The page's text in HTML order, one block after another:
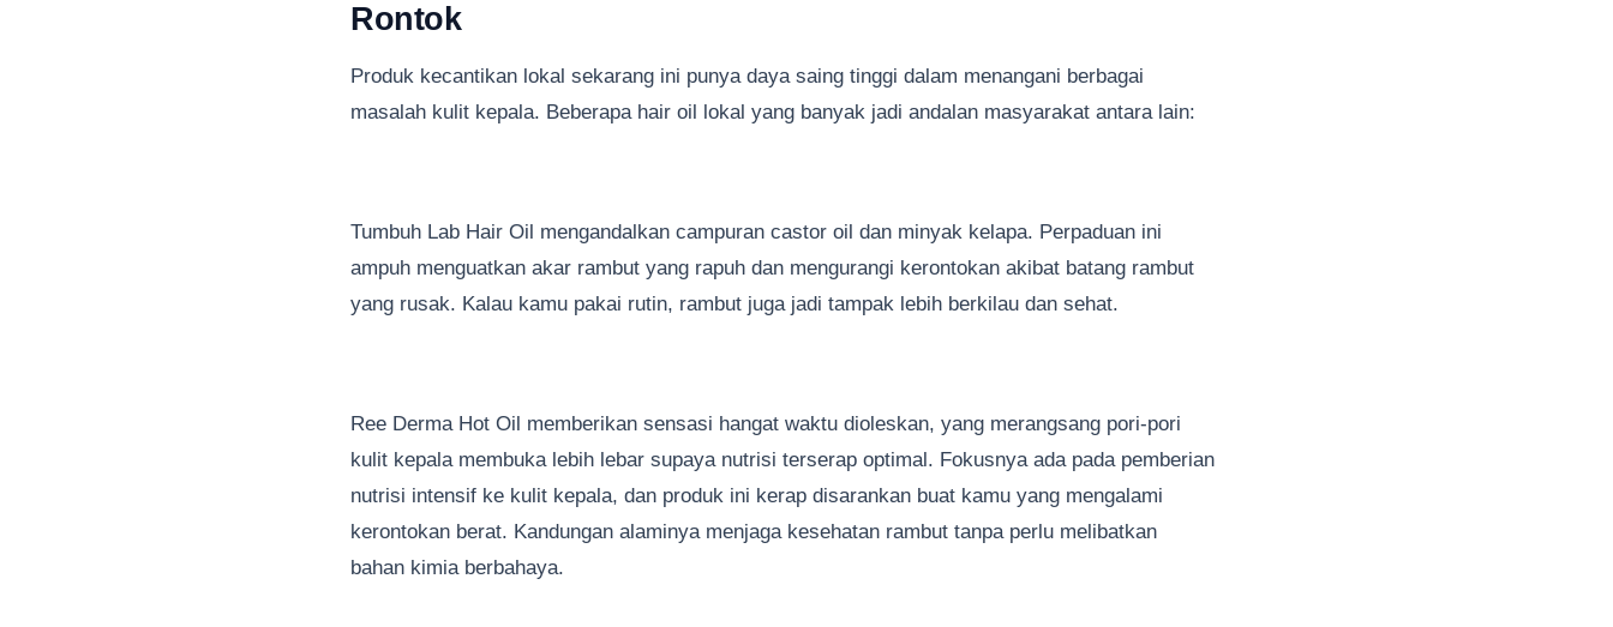
Rontok
Produk kecantikan lokal sekarang ini punya daya saing tinggi dalam menangani berbagai
masalah kulit kepala. Beberapa hair oil lokal yang banyak jadi andalan masyarakat antara lain:
Tumbuh Lab Hair Oil mengandalkan campuran castor oil dan minyak kelapa. Perpaduan ini
ampuh menguatkan akar rambut yang rapuh dan mengurangi kerontokan akibat batang rambut
yang rusak. Kalau kamu pakai rutin, rambut juga jadi tampak lebih berkilau dan sehat.
Ree Derma Hot Oil memberikan sensasi hangat waktu dioleskan, yang merangsang pori-pori
kulit kepala membuka lebih lebar supaya nutrisi terserap optimal. Fokusnya ada pada pemberian
nutrisi intensif ke kulit kepala, dan produk ini kerap disarankan buat kamu yang mengalami
kerontokan berat. Kandungan alaminya menjaga kesehatan rambut tanpa perlu melibatkan
bahan kimia berbahaya.